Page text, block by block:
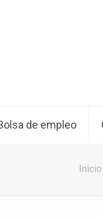
de empleo
Inicio